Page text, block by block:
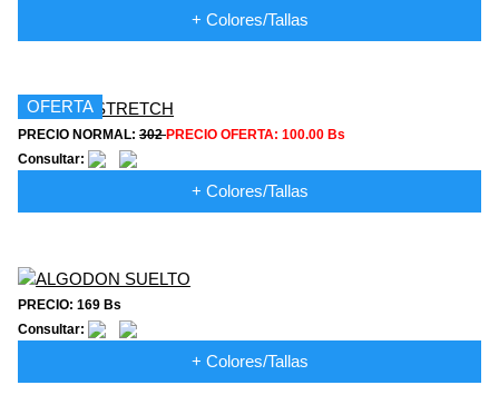
+ Colores/Tallas
OFERTA
PRECIO NORMAL: 302PRECIO OFERTA: 100.00 Bs
Consultar:
+ Colores/Tallas
PRECIO: 169 Bs
Consultar:
+ Colores/Tallas